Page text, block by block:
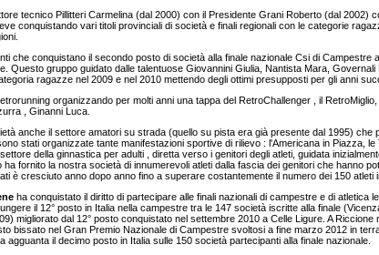
tecnico Pillitteri Carmelina (dal 2000) con il Presidente Grani Roberto (dal 2002)
conquistando vari titoli provinciali di società e finali regionali con le categorie
che conquistano il secondo posto di società alla finale nazionale Csi di
Questo gruppo guidato dalle talentuose Giovannini Giulia, Nantista Mara,
ragazze nel 2009 e nel 2010 mettendo degli ottimi presupposti per gli anni
organizzando per molti anni una tappa del RetroChallenger , il
, Ginanni Luca.
anche il settore amatori su strada (quello su pista era già presente dal 1995)
stati organizzate tante manifestazioni sportive di rilievo : l'Americana in Piazza,
della ginnastica per adulti , diretta verso i genitori degli atleti, guidata
fornito la nostra società di innumerevoli atleti dalla fascia dei genitori che hanno
è cresciuto anno dopo anno fino a superare costantemente il numero dei 150 atleti
ha conquistato il diritto di partecipare alle finali nazionali di campestre e di atletica
il 12° posto in Italia nella campestre tra le 147 società iscritte alla finale
migliorato dal 12° posto conquistato nel settembre 2010 a Celle Ligure. A
bissato nel Gran Premio Nazionale di Campestre svoltosi a fine marzo 2012 in
il decimo posto in Italia sulle 150 società partecipanti alla finale nazionale.